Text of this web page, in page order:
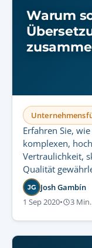
Warum
Erfahren Sie,
komplexen,
Vertraulichkeit,
Qualität
JG Josh Gambín
1 Sep 2020• 3